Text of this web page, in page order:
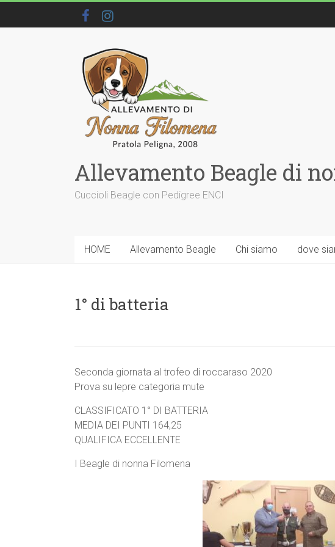
Allevamento Beagle di
Cuccioli Beagle con Pedigree ENCI
HOME Allevamento Beagle Chi siamo dove
1° di batteria
Seconda giornata al trofeo di roccaraso 2020
Prova su lepre categoria mute
CLASSIFICATO 1° DI BATTERIA
MEDIA DEI PUNTI 164,25
QUALIFICA ECCELLENTE
I Beagle di nonna Filomena